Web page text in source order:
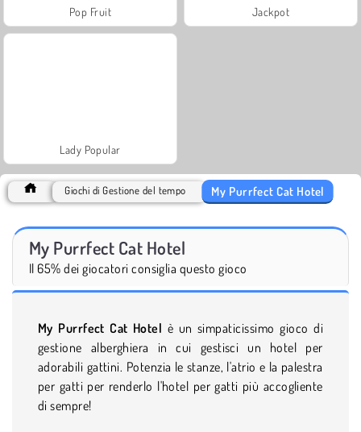
Pop Fruit Jackpot
Lady Popular
Giochi di Gestione del tempo My Purrfect Cat Hotel
My Purrfect Cat Hotel
Il 65% dei giocatori consiglia questo gioco
My Purrfect Cat Hotel è un simpaticissimo gioco di
gestione alberghiera in cui gestisci un hotel per
adorabili gattini. Potenzia le stanze, l'atrio e la palestra
per gatti per renderlo l'hotel per gatti più accogliente
di sempre!